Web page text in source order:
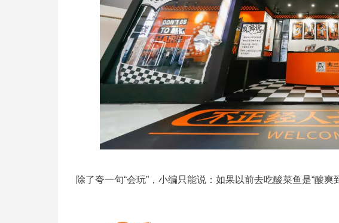
除了夸一句“会玩”，小编只能说：如果以前去吃酸菜鱼是“酸爽